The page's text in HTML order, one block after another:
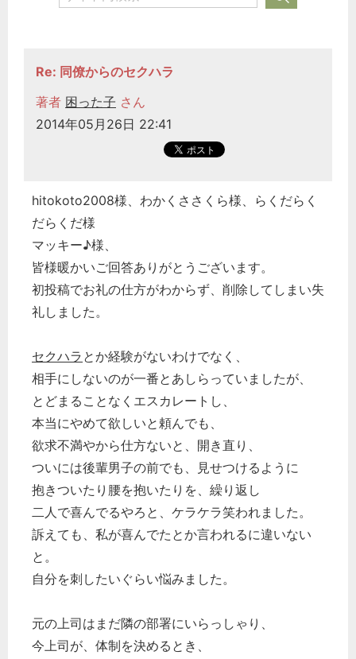
Re: 同僚からのセクハラ
著者 困った子 さん
2014年05月26日 22:41
hitokoto2008様、わかくささくら様、らくだらく
だらくだ様
マッキー♪様、
皆様暖かいご回答ありがとうございます。
初投稿でお礼の仕方がわからず、削除してしまい失
礼しました。
セクハラ とか経験がないわけでなく、
相手にしないのが一番とあしらっていましたが、
とどまることなくエスカレートし、
本当にやめて欲しいと頼んでも、
欲求不満やから仕方ないと、開き直り、
ついには後輩男子の前でも、見せつけるように
抱きついたり腰を抱いたりを、繰り返し
二人で喜んでるやろと、ケラケラ笑われました。
訴えても、私が喜んでたとか言われるに違いない
と。
自分を刺したいぐらい悩みました。
元の上司はまだ隣の部署にいらっしゃり、
今上司が、体制を決めるとき、